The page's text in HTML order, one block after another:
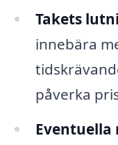
Takets
innebära
påverka
Eventuella